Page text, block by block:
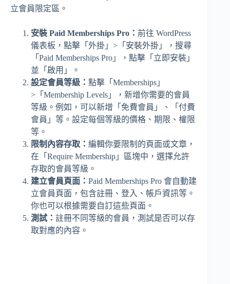
立會員限定區。
安裝 Paid Memberships Pro： 前往 WordPress
儀表板，點擊「外掛」>「安裝外掛」，搜尋
「Paid Memberships Pro」，點擊「立即安裝」
並「啟用」。
設定會員等級： 點擊「Memberships」
>「Membership Levels」，新增你需要的會員
等級。例如，可以新增「免費會員」、「付費
會員」等。設定每個等級的價格、期限、權限
等。
限制內容存取： 編輯你要限制的頁面或文章，
在「Require Membership」區塊中，選擇允許
存取的會員等級。
建立會員頁面： Paid Memberships Pro 會自動建
立會員頁面，包含註冊、登入、帳戶資訊等。
你也可以根據需要自訂這些頁面。
測試： 註冊不同等級的會員，測試是否可以存
取對應的內容。